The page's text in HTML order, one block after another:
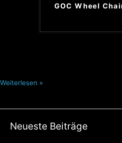
Neueste Beiträge
GOC Wheel
Weiterlesen »